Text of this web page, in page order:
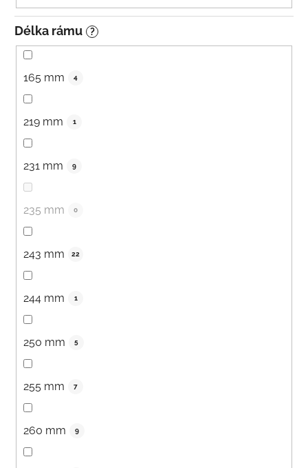
Délka rámu ?
165 mm 4
219 mm 1
231 mm 9
235 mm 0
243 mm 22
244 mm 1
250 mm 5
255 mm 7
260 mm 9